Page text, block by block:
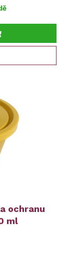
ochranu
ml